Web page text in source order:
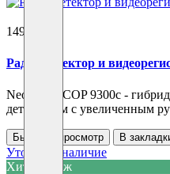
14950 ₽
Радар-детектор и
Neoline X-COP 9300c -
детектором с увеличенным
Быстрый просмотр В
Уточнить наличие
Хит продаж